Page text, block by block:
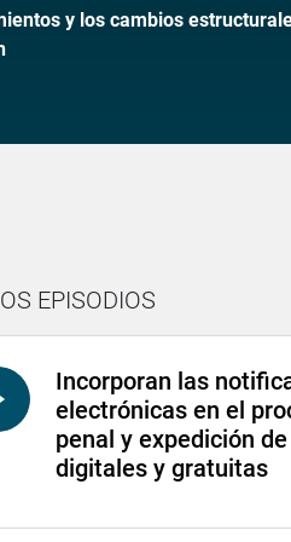
y los cambios
EPISODIOS
Incorporan las
electrónicas en el
penal y expedición
digitales y gratuitas